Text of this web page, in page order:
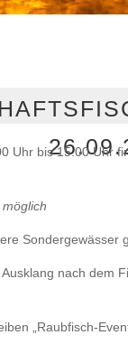
Uhr bis 15:00 Uhr
Sondergewässer
nach dem
„Raubfisch-